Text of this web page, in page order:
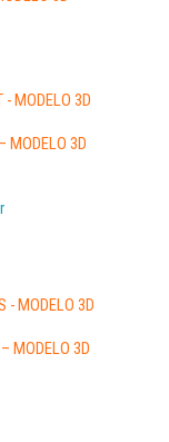
MODELO 3D
MODELO 3D